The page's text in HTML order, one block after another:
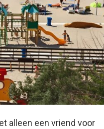
alleen een vriend voor